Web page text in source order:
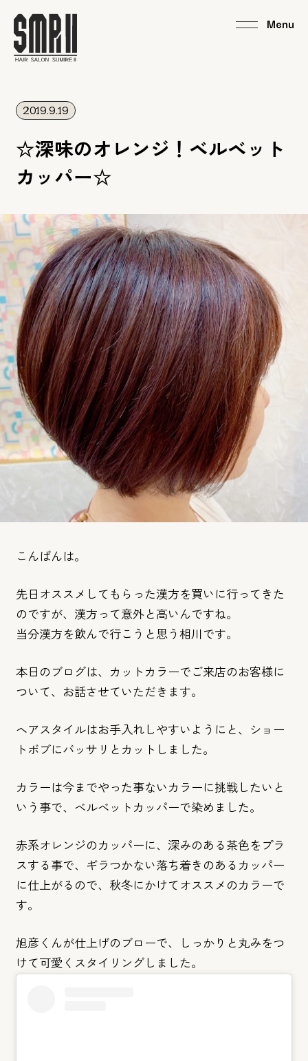
2019.9.19
☆深味のオレンジ！ベルベット
カッパー☆
こんばんは。
先日オススメしてもらった漢方を買いに行ってきた
のですが、漢方 って意外と高いんですね。
当分漢方を飲んで行こうと思う相川です。
本日のブログは、カットカラーでご来店のお客様に
ついて、お話させていただきます。
ヘアスタイルはお手入れしやすいようにと、ショー
トボブにバッサ リとカットしました。
カラーは今までやった事ないカラーに挑戦したいと
いう事で、ベルベットカッパーで染めました。
赤系オレンジのカッパーに、深みのある茶色をプラ
スする事で、ギラつかない落ち着きのあるカッパー
に仕上がるので、秋冬にかけて オススメのカラーで
す。
旭彦くんが仕上げのブローで、しっかりと丸みをつ
けて可愛くスタ イリングしました。